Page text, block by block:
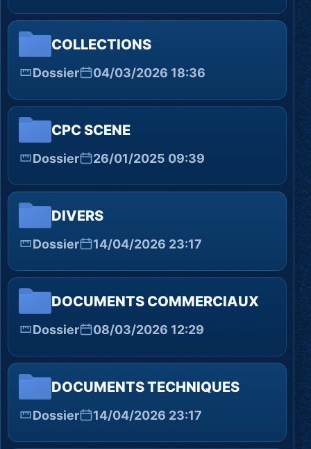
COLLECTIONS
Dossier 04/03/2026 18:36
CPC SCENE
Dossier 26/01/2025 09:39
DIVERS
Dossier 14/04/2026 23:17
DOCUMENTS COMMERCIAUX
Dossier 08/03/2026 12:29
DOCUMENTS TECHNIQUES
Dossier 14/04/2026 23:17